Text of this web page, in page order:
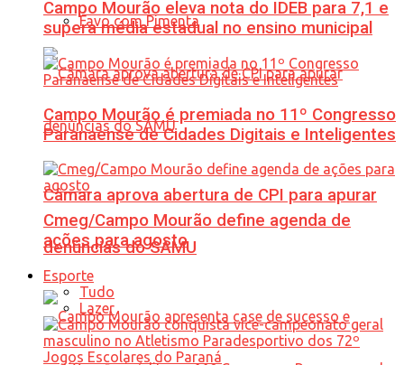
Favo com Pimenta
Câmara aprova abertura de CPI para apurar
denúncias do SAMU
Campo Mourão eleva nota do IDEB para 7,1 e
supera média estadual no ensino municipal
Campo Mourão é premiada no 11º Congresso
Paranaense de Cidades Digitais e Inteligentes
Cmeg/Campo Mourão define agenda de
ações para agosto
Esporte
Tudo
Lazer